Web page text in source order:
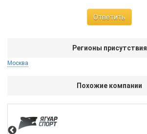
Ответить
Регионы присутствия
Москва
Похожие компании